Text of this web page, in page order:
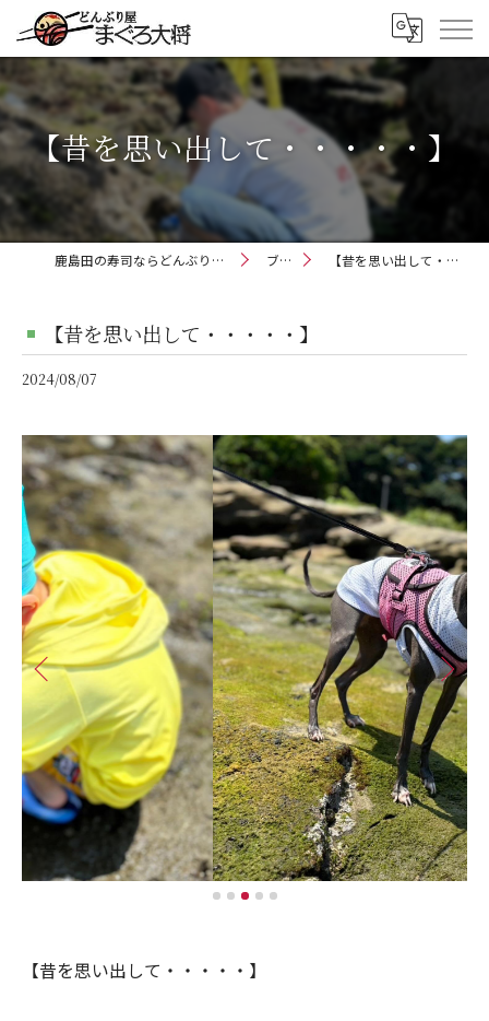
【昔を思い出して・・・・・】
鹿島田の寿司ならどんぶり屋まぐろ大将 ブログ 【昔を思い出して・・・・・】
【昔を思い出して・・・・・】
2024/08/07
【昔を思い出して・・・・・】